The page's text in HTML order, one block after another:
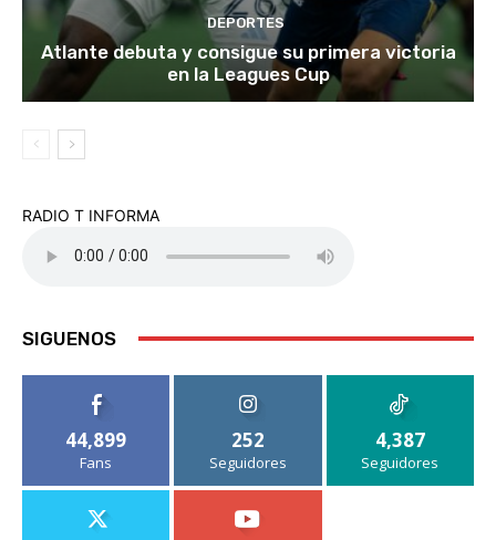
DEPORTES
Atlante debuta y consigue su primera victoria
en la Leagues Cup
RADIO T INFORMA
SIGUENOS
44,899
Fans
252
Seguidores
4,387
Seguidores